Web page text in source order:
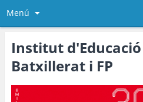
Menú
Institut
Batxillerat i FP